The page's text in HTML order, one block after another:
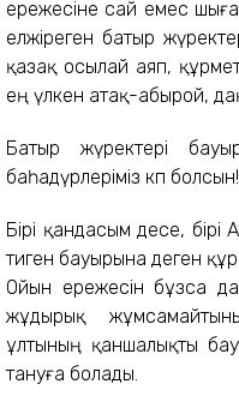
ережесіне сай емес
елжіреген батыр
қазақ осылай аяп,
ең үлкен атақ-абырой,
Батыр жүректері
баһадүрлеріміз көп
Бірі қандасым десе,
тиген бауырына деген
Ойын ережесін бұзса
жұдырық
ұлтының қаншалықты
тануға болады.